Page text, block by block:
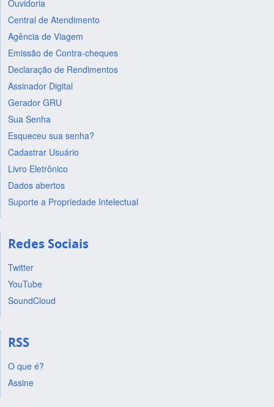
Ouvidoria
Central de Atendimento
Agência de Viagem
Emissão de Contra-cheques
Declaração de Rendimentos
Assinador Digital
Gerador GRU
Sua Senha
Esqueceu sua senha?
Cadastrar Usuário
Livro Eletrônico
Dados abertos
Suporte a Propriedade Intelectual
Redes Sociais
Twitter
YouTube
SoundCloud
RSS
O que é?
Assine